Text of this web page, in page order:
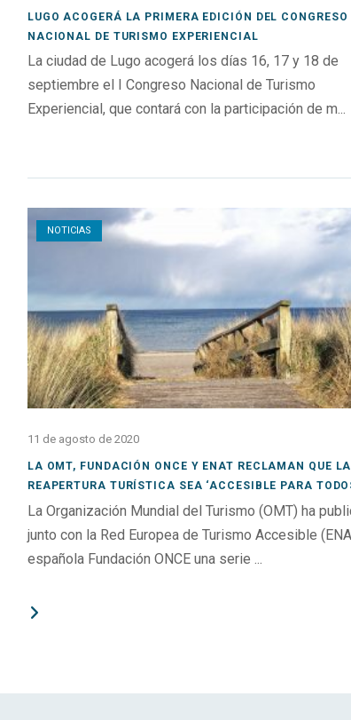
LUGO ACOGERÁ LA PRIMERA EDICIÓN DEL CONGRESO
NACIONAL DE TURISMO EXPERIENCIAL
La ciudad de Lugo acogerá los días 16, 17 y 18 de
septiembre el I Congreso Nacional de Turismo
Experiencial, que contará con la participación de m...
NOTICIAS
Open post
11 de agosto de 2020
LA OMT, FUNDACIÓN ONCE Y ENAT RECLAMAN QUE LA
REAPERTURA TURÍSTICA SEA ‘ACCESIBLE PARA
La Organización Mundial del Turismo (OMT) ha
junto con la Red Europea de Turismo Accesible
española Fundación ONCE una serie ...